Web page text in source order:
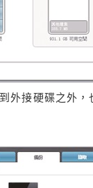
外接硬碟之外